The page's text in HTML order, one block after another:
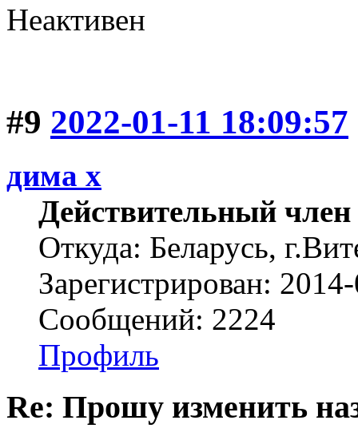
Неактивен
#9 2022-01-11 18:09:57
дима х
Действительный член
Откуда: Беларусь,
Зарегистрирован:
Сообщений: 2224
Профиль
Re: Прошу изменить